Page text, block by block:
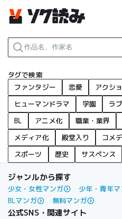
タグで検索
ファンタジー
恋愛 アクシ
ヒューマンドラマ
学園 ラ
BL
アニメ化 職業・業界
メディア化
殿堂入り コメ
スポーツ
歴史 サスペンス
ジャンルから探す
少女・女性マンガ 少年・青年
BLマンガ
無料マンガ
公式SNS・関連サイト